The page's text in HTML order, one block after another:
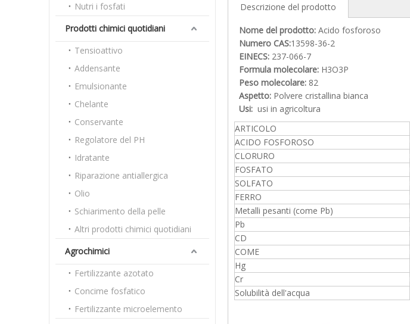
Nutri i fosfati
Prodotti chimici quotidiani
Tensioattivo
Addensante
Emulsionante
Chelante
Conservante
Regolatore del PH
Idratante
Riparazione antiallergica
Olio
Schiarimento della pelle
Altri prodotti chimici quotidiani
Agrochimici
Fertilizzante azotato
Concime fosfatico
Fertilizzante microelemento
Descrizione del prodotto
Nome del prodotto: Acido fosforoso
Numero CAS:13598-36-2
EINECS: 237-066-7
Formula molecolare: H3O3P
Peso molecolare: 82
Aspetto: Polvere cristallina bianca
Usi: usi in agricoltura
ARTICOLO
ACIDO FOSFOROSO
CLORURO
FOSFATO
SOLFATO
FERRO
Metalli pesanti (come Pb)
Pb
CD
COME
Hg
Cr
Solubilità dell'acqua